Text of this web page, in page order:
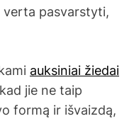
verta pasvarstyti,
auksiniai žiedai
jie ne taip
formą ir išvaizdą,